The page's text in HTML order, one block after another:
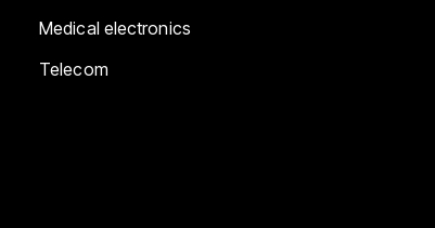
Medical electronics
Telecom